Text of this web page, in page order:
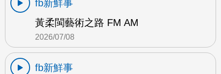
fb新鮮事
黃柔閩藝術之路 FM AM
2026/07/08
fb新鮮事